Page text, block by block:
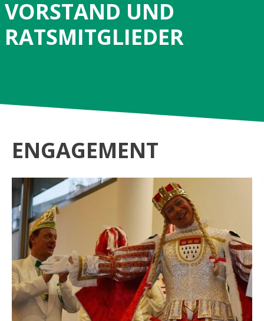
VORSTAND UND
RATSMITGLIEDER
ENGAGEMENT